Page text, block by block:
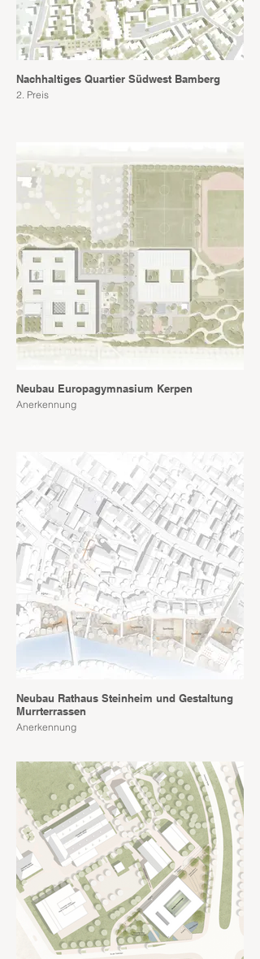
Nachhaltiges Quartier Südwest Bamberg
2. Preis
Neubau Europagymnasium Kerpen
Anerkennung
Neubau Rathaus Steinheim und Gestaltung
Murrterrassen
Anerkennung